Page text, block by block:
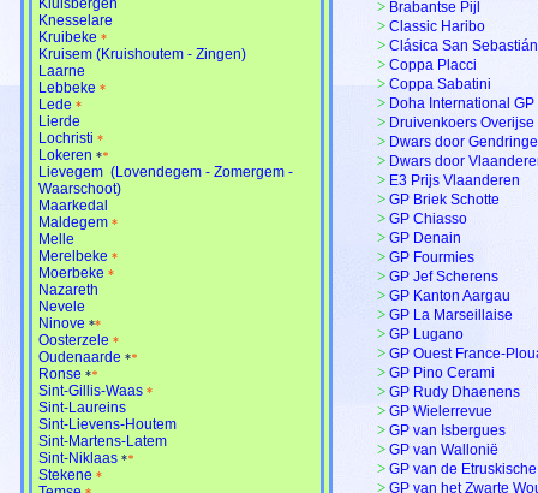
Knesselare
Kruibeke *
Kruisem (Kruishoutem - Zingen)
Laarne
Lebbeke *
Lede *
Lierde
Lochristi *
Lokeren **
Lievegem (Lovendegem - Zomergem -
Waarschoot)
Maarkedal
Maldegem *
Melle
Merelbeke *
Moerbeke *
Nazareth
Nevele
Ninove **
Oosterzele *
Oudenaarde **
Ronse **
Sint-Gillis-Waas *
Sint-Laureins
Sint-Lievens-Houtem
Sint-Martens-Latem
Sint-Niklaas **
Stekene *
> Brabantse Pijl
> Classic Haribo
> Clásica San Sebastián
> Coppa Placci
> Coppa Sabatini
> Doha International GP
> Druivenkoers Overijse
> Dwars door
> Dwars door
> E3 Prijs Vlaanderen
> GP Briek Schotte
> GP Chiasso
> GP Denain
> GP Fourmies
> GP Jef Scherens
> GP Kanton Aargau
> GP La Marseillaise
> GP Lugano
> GP Ouest France-
> GP Pino Cerami
> GP Rudy Dhaenens
> GP Wielerrevue
> GP van Isbergues
> GP van Wallonië
> GP van de
> GP van het Zwarte